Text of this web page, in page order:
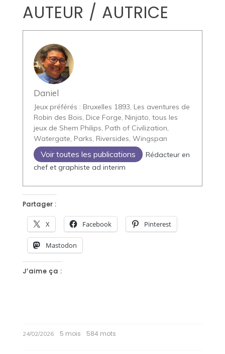
AUTEUR / AUTRICE
Daniel
Jeux préférés : Bruxelles 1893, Les aventures de
Robin des Bois, Dice Forge, Ninjato, tous les
jeux de Shem Philips, Path of Civilization,
Watergate, Parks, Riversides, Wingspan
Voir toutes les publications
Rédacteur en
chef et graphiste ad interim
Partager :
X Facebook Pinterest
Mastodon
J’aime ça :
24/02/2026 5 mois 584 mots